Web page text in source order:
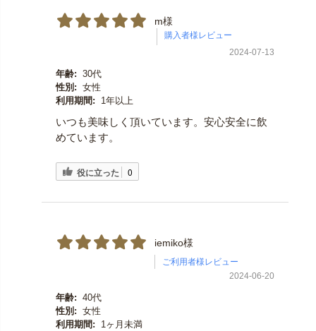
m様
2024-07-13
年齢: 30代
性別: 女性
利用期間:
1年以上
いつも美味しく頂いています。安心安全に飲
めています。
役に立った 0
iemiko様
ご利用者様レビュー
2024-06-20
年齢: 40代
性別: 女性
利用期間:
1ヶ月未満